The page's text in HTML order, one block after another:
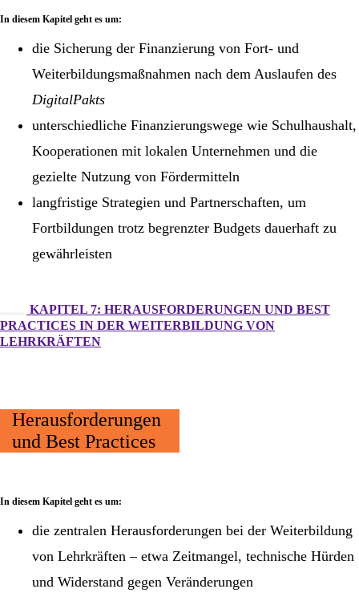
In diesem Kapitel geht es um:
die Sicherung der Finanzierung von Fort- und
Weiterbildungsmaßnahmen nach dem Auslaufen des
DigitalPakts
unterschiedliche Finanzierungswege wie Schulhaushalt,
Kooperationen mit lokalen Unternehmen und die
gezielte Nutzung von Fördermitteln
langfristige Strategien und Partnerschaften, um
Fortbildungen trotz begrenzter Budgets dauerhaft zu
gewährleisten
KAPITEL 7: HERAUSFORDERUNGEN UND BEST
PRACTICES IN DER WEITERBILDUNG VON
LEHRKRÄFTEN
Herausforderungen
und Best Practices
In diesem Kapitel geht es um:
die zentralen Herausforderungen bei der Weiterbildung
von Lehrkräften – etwa Zeitmangel, technische Hürden
und Widerstand gegen Veränderungen